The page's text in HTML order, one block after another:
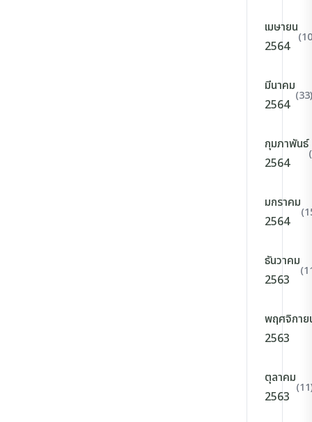
เมษายน
2564
มีนาคม
2564
(33)
กุมภาพันธ์
2564
มกราคม
2564
ธันวาคม
2563
พฤศจิกาย
2563
ตุลาคม
2563